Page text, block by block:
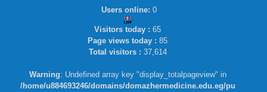
Users online: 0
Visitors today : 65
Page views today : 85
Total visitors : 37,614
Warning: Undefined array key "display_totalpageview" in
/home/u884693246/domains/domazhermedicine.edu.eg/pu